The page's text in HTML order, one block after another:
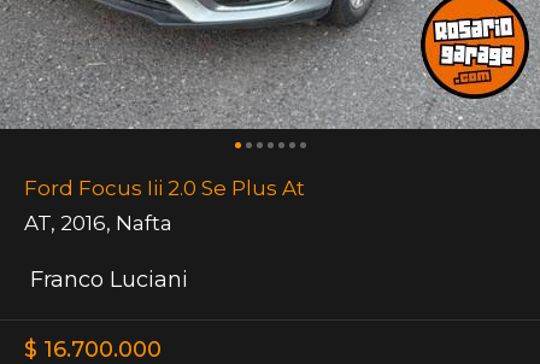
Ford Focus Iii 2.0 Se Plus At
AT, 2016, Nafta
Franco Luciani
$ 16.700.000